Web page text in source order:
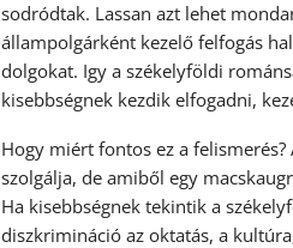
sodródtak. Lassan azt lehet
állampolgárként kezelő felfogás
dolgokat. Igy a székelyföldi
kisebbségnek kezdik elfogadni,
Hogy miért fontos ez a
szolgálja, de amiből egy
Ha kisebbségnek tekintik a
diszkrimináció az oktatás, a